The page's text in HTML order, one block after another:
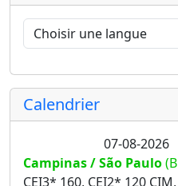
Calendrier
07-08-2026
Campinas / São Paulo
CEI3* 160, CEI2* 120